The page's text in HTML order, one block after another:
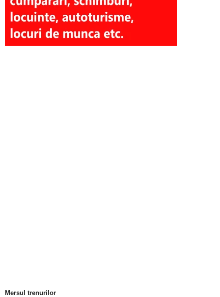
Mersul trenurilor